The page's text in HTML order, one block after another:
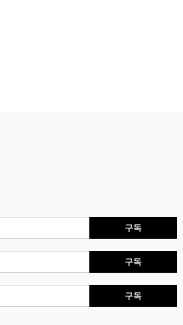
구독
구독
구독